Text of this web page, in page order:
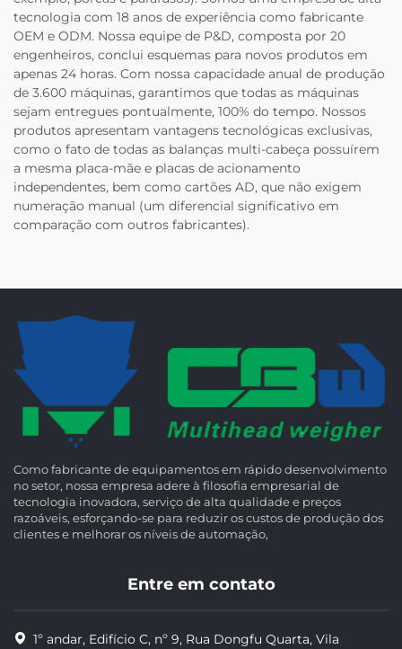
tecnologia com 18 anos de experiência como fabricante
OEM e ODM. Nossa equipe de P&D, composta por 20
engenheiros, conclui esquemas para novos produtos em
apenas 24 horas. Com nossa capacidade anual de produção
de 3.600 máquinas, garantimos que todas as máquinas
sejam entregues pontualmente, 100% do tempo. Nossos
produtos apresentam vantagens tecnológicas exclusivas,
como o fato de todas as balanças multi-cabeça possuírem
a mesma placa-mãe e placas de acionamento
independentes, bem como cartões AD, que não exigem
numeração manual (um diferencial significativo em
comparação com outros fabricantes).
Como fabricante de equipamentos em rápido desenvolvimento
no setor, nossa empresa adere à filosofia empresarial de
tecnologia inovadora, serviço de alta qualidade e preços
razoáveis, esforçando-se para reduzir os custos de produção dos
clientes e melhorar os níveis de automação,
Entre em contato
1º andar, Edifício C, nº 9, Rua Dongfu Quarta, Vila